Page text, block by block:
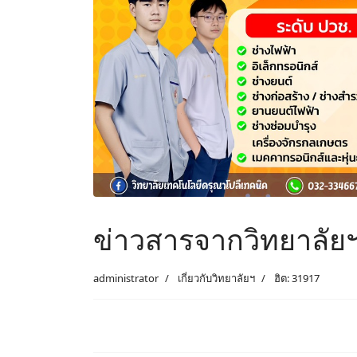
ข่าวสารจากวิทยาลัย
administrator เกี่ยวกับวิทยาลัยฯ ฮิต: 31917